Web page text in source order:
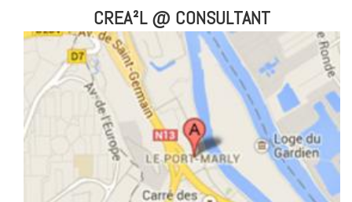
CREA²L @ CONSULTANT